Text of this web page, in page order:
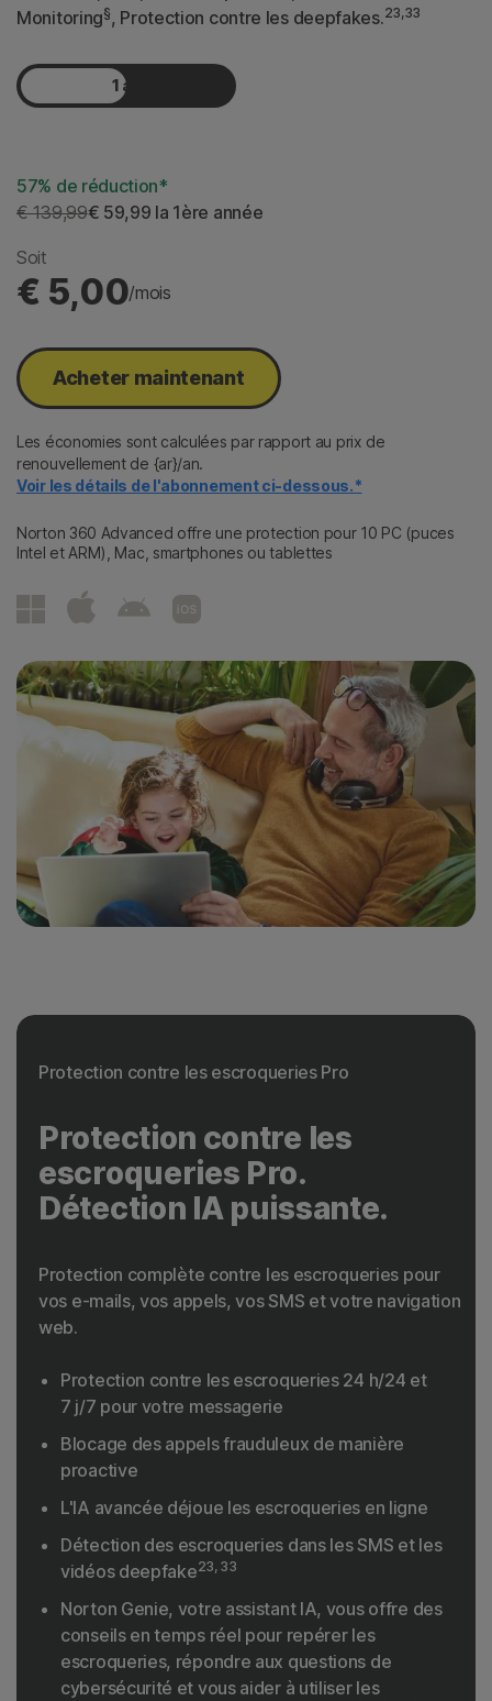
Monitoring§, Protection contre les deepfakes.23,33
1 an
57% de réduction*
€ 139,99€ 59,99 la 1ère année
Soit
€ 5,00/mois
Acheter maintenant​
Les économies sont calculées par rapport au prix de
renouvellement de {ar}/an.
Voir les détails de l'abonnement ci-dessous.*
Norton 360 Advanced offre une protection pour 10 PC (puces
Intel et ARM), Mac, smartphones ou tablettes
Protection contre les escroqueries Pro
Protection contre les
escroqueries Pro.
Détection IA puissante.
Protection complète contre les escroqueries pour
vos e-mails, vos appels, vos SMS et votre navigation
web.
Protection contre les escroqueries 24 h/24 et
7 j/7 pour votre messagerie
Blocage des appels frauduleux de manière
proactive
L'IA avancée déjoue les escroqueries en ligne
Détection des escroqueries dans les SMS et les
vidéos deepfake23, 33
Norton Genie, votre assistant IA, vous offre des
conseils en temps réel pour repérer les
escroqueries, répondre aux questions de
cybersécurité et vous aider à utiliser les